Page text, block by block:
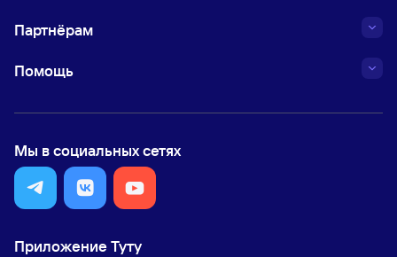
Партнёрам
Помощь
Мы в социальных сетях
Приложение Туту